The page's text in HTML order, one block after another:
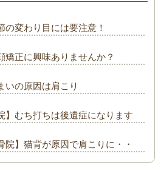
の変わり目には要注意！
矯正に興味ありませんか？
いの原因は肩こり
むち打ちは後遺症になります
】猫背が原因で肩こりに・・